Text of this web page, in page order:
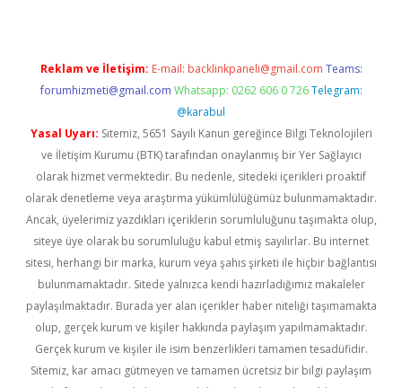
Reklam ve İletişim: E-mail: backlinkpaneli@gmail.com Teams:
forumhizmeti@gmail.com Whatsapp: 0262 606 0 726 Telegram:
@karabul
Yasal Uyarı: Sitemiz, 5651 Sayılı Kanun gereğince Bilgi Teknolojileri
ve İletişim Kurumu (BTK) tarafından onaylanmış bir Yer Sağlayıcı
olarak hizmet vermektedir. Bu nedenle, sitedeki içerikleri proaktif
olarak denetleme veya araştırma yükümlülüğümüz bulunmamaktadır.
Ancak, üyelerimiz yazdıkları içeriklerin sorumluluğunu taşımakta olup,
siteye üye olarak bu sorumluluğu kabul etmiş sayılırlar. Bu internet
sitesi, herhangi bir marka, kurum veya şahıs şirketi ile hiçbir bağlantısı
bulunmamaktadır. Sitede yalnızca kendi hazırladığımız makaleler
paylaşılmaktadır. Burada yer alan içerikler haber niteliği taşımamakta
olup, gerçek kurum ve kişiler hakkında paylaşım yapılmamaktadır.
Gerçek kurum ve kişiler ile isim benzerlikleri tamamen tesadüfidir.
Sitemiz, kar amacı gütmeyen ve tamamen ücretsiz bir bilgi paylaşım